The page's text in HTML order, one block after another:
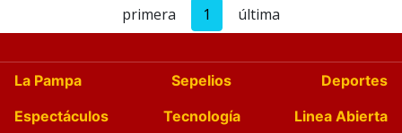
primera 1 última
La Pampa Sepelios
Deportes
Espectáculos
Tecnología
Linea Abierta